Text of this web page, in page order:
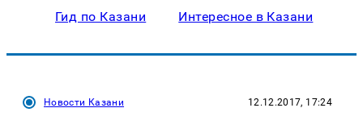
Гид по Казани Интересное в Казани
Новости Казани 12.12.2017, 17:24